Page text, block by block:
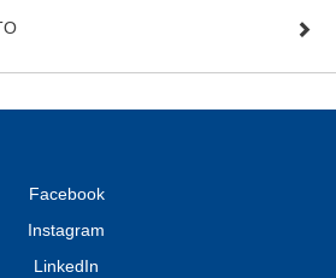
Facebook
Instagram
LinkedIn